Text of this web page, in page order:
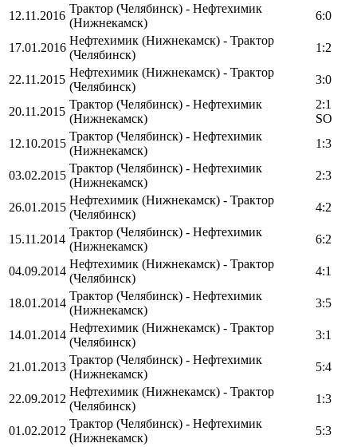
12.11.2016
Трактор (Челябинск) - Нефтехимик
(Нижнекамск)
6:0
17.01.2016
Нефтехимик (Нижнекамск) - Трактор
(Челябинск)
1:2
22.11.2015
Нефтехимик (Нижнекамск) - Трактор
(Челябинск)
3:0
20.11.2015
Трактор (Челябинск) - Нефтехимик
(Нижнекамск)
2:1
SO
12.10.2015
Трактор (Челябинск) - Нефтехимик
(Нижнекамск)
1:3
03.02.2015
Трактор (Челябинск) - Нефтехимик
(Нижнекамск)
2:3
26.01.2015
Нефтехимик (Нижнекамск) - Трактор
(Челябинск)
4:2
15.11.2014
Трактор (Челябинск) - Нефтехимик
(Нижнекамск)
6:2
04.09.2014
Нефтехимик (Нижнекамск) - Трактор
(Челябинск)
4:1
18.01.2014
Трактор (Челябинск) - Нефтехимик
(Нижнекамск)
3:5
14.01.2014
Нефтехимик (Нижнекамск) - Трактор
(Челябинск)
3:1
21.01.2013
Трактор (Челябинск) - Нефтехимик
(Нижнекамск)
5:4
22.09.2012
Нефтехимик (Нижнекамск) - Трактор
(Челябинск)
1:3
01.02.2012
Трактор (Челябинск) - Нефтехимик
(Нижнекамск)
5:3